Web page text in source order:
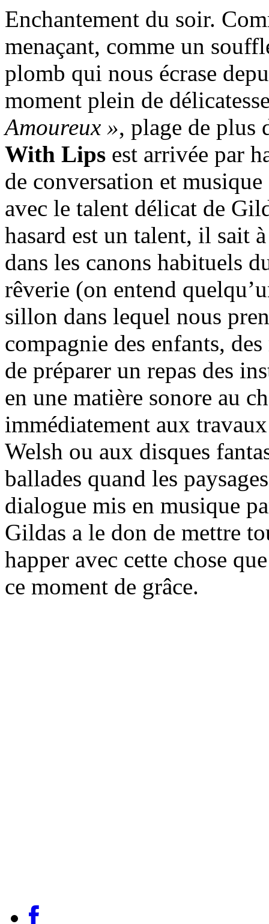
Enchantement du soir.
menaçant, comme un
plomb qui nous écrase
moment plein de
Amoureux », plage de plus
With Lips est arrivée par
de conversation et
avec le talent délicat de
hasard est un talent, il sait
dans les canons habituels
rêverie (on entend
sillon dans lequel nous
compagnie des enfants,
de préparer un repas des
en une matière sonore au
immédiatement aux
Welsh ou aux disques
ballades quand les
dialogue mis en musique
Gildas a le don de mettre
happer avec cette chose
ce moment de grâce.